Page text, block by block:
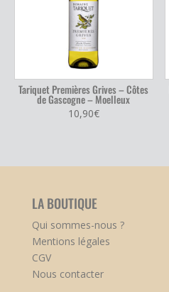
Tariquet Premières Grives – Côtes
de Gascogne – Moelleux
10,90€
LA BOUTIQUE
Qui sommes-nous ?
Mentions légales
CGV
Nous contacter